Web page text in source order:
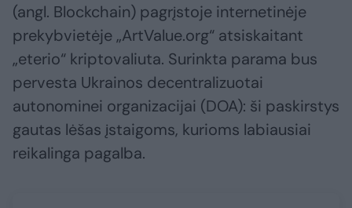
(angl. Blockchain) pagrįstoje internetinėje
prekybvietėje „ArtValue.org“ atsiskaitant
„eterio“ kriptovaliuta. Surinkta parama bus
pervesta Ukrainos decentralizuotai
autonominei organizacijai (DOA): ši paskirstys
gautas lėšas įstaigoms, kurioms labiausiai
reikalinga pagalba.